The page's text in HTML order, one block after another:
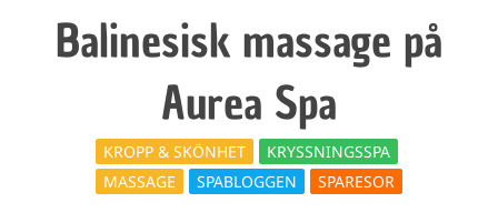
Balinesisk massage på
Aurea Spa
KROPP & SKÖNHET
KRYSSNINGSSPA
MASSAGE
SPABLOGGEN SPARESOR